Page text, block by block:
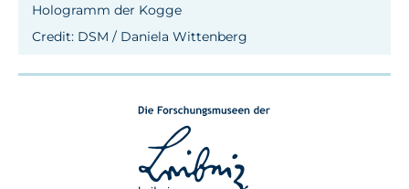
Hologramm der Kogge
Credit: DSM / Daniela Wittenberg